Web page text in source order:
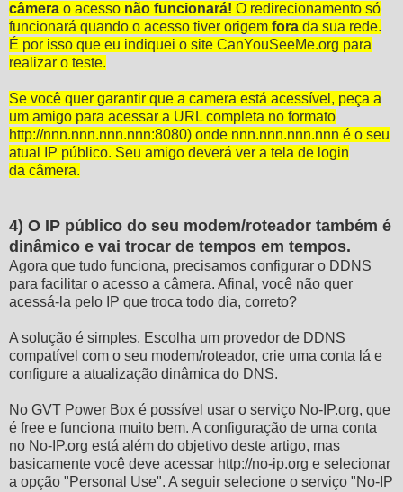
câmera o acesso não funcionará! O redirecionamento só
funcionará quando o acesso tiver origem fora da sua rede.
É por isso que eu indiquei o site CanYouSeeMe.org para
realizar o teste.
Se você quer garantir que a camera está acessível, peça a
um amigo para acessar a URL completa no formato
http://nnn.nnn.nnn.nnn:8080) onde nnn.nnn.nnn.nnn é o seu
atual IP público. Seu amigo deverá ver a tela de login
da câmera.
4) O IP público do seu modem/roteador também é
dinâmico e vai trocar de tempos em tempos.
Agora que tudo funciona, precisamos configurar o DDNS
para facilitar o acesso a câmera. Afinal, você não quer
acessá-la pelo IP que troca todo dia, correto?
A solução é simples. Escolha um provedor de DDNS
compatível com o seu modem/roteador, crie uma conta lá e
configure a atualização dinâmica do DNS.
No GVT Power Box é possível usar o serviço No-IP.org, que
é free e funciona muito bem. A configuração de uma conta
no No-IP.org está além do objetivo deste artigo, mas
basicamente você deve acessar http://no-ip.org e selecionar
a opção "Personal Use". A seguir selecione o serviço "No-IP